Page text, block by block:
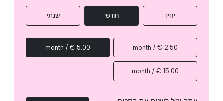
יחיד חודשי שנתי
2.50 € / month
5.00 € / month
15.00 € / month